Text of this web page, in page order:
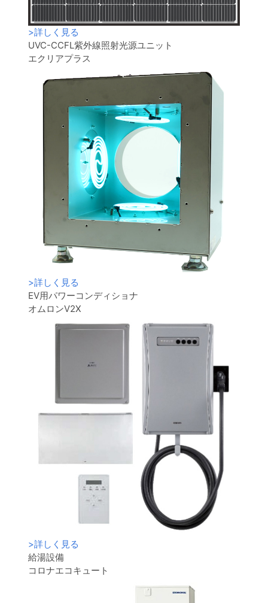
>詳しく見る
UVC-CCFL紫外線照射光源ユニット
エクリアプラス
>詳しく見る
EV用パワーコンディショナ
オムロンV2X
>詳しく見る
給湯設備
コロナエコキュート